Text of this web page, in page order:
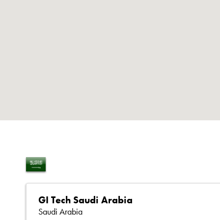
GI Tech Saudi Arabia
Saudi Arabia